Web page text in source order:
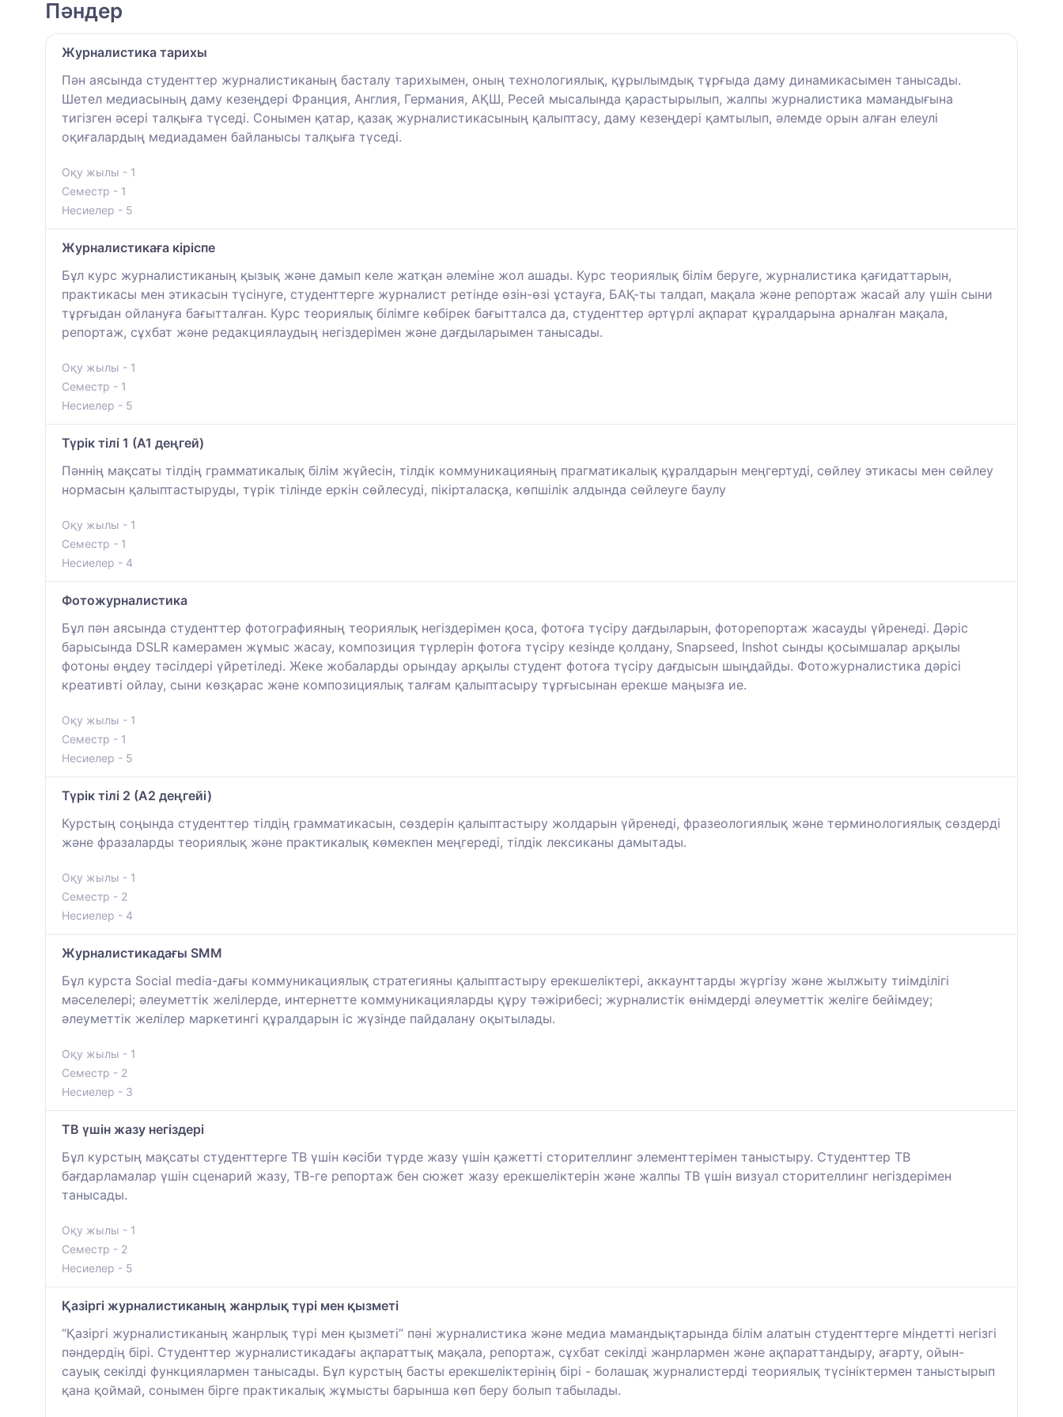
Пәндер
Журналистика тарихы
Пән аясында студенттер журналистиканың басталу тарихымен, оның технологиялық, құрылымдық тұрғыда даму динамикасымен танысады.
Шетел медиасының даму кезеңдері Франция, Англия, Германия, АҚШ, Ресей мысалында қарастырылып, жалпы журналистика мамандығына
тигізген әсері талқыға түседі. Сонымен қатар, қазақ журналистикасының қалыптасу, даму кезеңдері қамтылып, әлемде орын алған елеулі
оқиғалардың медиадамен байланысы талқыға түседі.
Оқу жылы - 1
Семестр - 1
Несиелер - 5
Журналистикаға кіріспе
Бұл курс журналистиканың қызық және дамып келе жатқан әлеміне жол ашады. Курс теориялық білім беруге, журналистика қағидаттарын,
практикасы мен этикасын түсінуге, студенттерге журналист ретінде өзін-өзі ұстауға, БАҚ-ты талдап, мақала және репортаж жасай алу үшін сыни
тұрғыдан ойлануға бағытталған. Курс теориялық білімге көбірек бағытталса да, студенттер әртүрлі ақпарат құралдарына арналған мақала,
репортаж, сұхбат және редакциялаудың негіздерімен және дағдыларымен танысады.
Оқу жылы - 1
Семестр - 1
Несиелер - 5
Түрік тілі 1 (A1 деңгей)
Пәннің мақсаты тілдің грамматикалық білім жүйесін, тілдік коммуникацияның прагматикалық құралдарын меңгертуді, сөйлеу этикасы мен сөйлеу
нормасын қалыптастыруды, түрік тілінде еркін сөйлесуді, пікірталасқа, көпшілік алдында сөйлеуге баулу
Оқу жылы - 1
Семестр - 1
Несиелер - 4
Фотожурналистика
Бұл пән аясында студенттер фотографияның теориялық негіздерімен қоса, фотоға түсіру дағдыларын, фоторепортаж жасауды үйренеді. Дәріс
барысында DSLR камерамен жұмыс жасау, композиция түрлерін фотоға түсіру кезінде қолдану, Snapseed, Inshot сынды қосымшалар арқылы
фотоны өңдеу тәсілдері үйретіледі. Жеке жобаларды орындау арқылы студент фотоға түсіру дағдысын шыңдайды. Фотожурналистика дәрісі
креативті ойлау, сыни көзқарас және композициялық талғам қалыптасыру тұрғысынан ерекше маңызға ие.
Оқу жылы - 1
Семестр - 1
Несиелер - 5
Түрік тілі 2 (A2 деңгейі)
Курстың соңында студенттер тілдің грамматикасын, сөздерін қалыптастыру жолдарын үйренеді, фразеологиялық және терминологиялық сөздерді
және фразаларды теориялық және практикалық көмекпен меңгереді, тілдік лексиканы дамытады.
Оқу жылы - 1
Семестр - 2
Несиелер - 4
Журналистикадағы SMM
Бұл курста Social media-дағы коммуникациялық стратегияны қалыптастыру ерекшеліктері, аккаунттарды жүргізу және жылжыту тиімділігі
мәселелері; әлеуметтік желілерде, интернетте коммуникацияларды құру тәжірибесі; журналистік өнімдерді әлеуметтік желіге бейімдеу;
әлеуметтік желілер маркетингі құралдарын іс жүзінде пайдалану оқытылады.
Оқу жылы - 1
Семестр - 2
Несиелер - 3
ТВ үшін жазу негіздері
Бұл курстың мақсаты студенттерге ТВ үшін кәсіби түрде жазу үшін қажетті сторителлинг элементтерімен таныстыру. Студенттер ТВ
бағдарламалар үшін сценарий жазу, ТВ-ге репортаж бен сюжет жазу ерекшеліктерін және жалпы ТВ үшін визуал сторителлинг негіздерімен
танысады.
Оқу жылы - 1
Семестр - 2
Несиелер - 5
Қазіргі журналистиканың жанрлық түрі мен қызметі
“Қазіргі журналистиканың жанрлық түрі мен қызметі” пәні журналистика және медиа мамандықтарында білім алатын студенттерге міндетті негізгі
пәндердің бірі. Студенттер журналистикадағы ақпараттық мақала, репортаж, сұхбат секілді жанрлармен және ақпараттандыру, ағарту, ойын-
сауық секілді функциялармен танысады. Бұл курстың басты ерекшеліктерінің бірі - болашақ журналистерді теориялық түсініктермен таныстырып
қана қоймай, сонымен бірге практикалық жұмысты барынша көп беру болып табылады.